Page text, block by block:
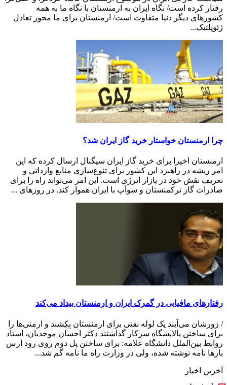
رفتار کرده است/ نگاه ایران به ارمنستان با نگاه ما به همه
کشورهای دیگر دنیا متفاوت است/ ارمنستان برای ما محور تعادل
ژئوپلتیک...
چرا ارمنستان خواستار خرید گاز ایران شد؟
ارمنستان اخیرا برای خرید گاز ایران سیگنال ارسال کرده که این
امر ریشه در راهبرد این کشور برای تنوع‌سازی منابع وارداتی و
تعریف نقش خود در بازار انرژی است. این امر می‌تواند راه را برای
صادرات گاز ترکمنستان و سوآپ با ایران هموار کند. در روزهای ...
رفتارهای مافیایی در گمرک ایران و ارمنستان بیداد می‌کند
/ زورشان می‌آیند یک لوله نفتی برای ارمنستان بِکِشند و ارمنی‌ها را
برای ساختن پالایشگاه سرکار گذاشتند دکتر احسان موحدیان، استاد
روابط بین‌الملل دانشگاه علامه: برای ساختن پل دوم روی رود ارس
بارها نامه نوشته شده، ولی در وزارت راه ما نامه گم شد...
آخرین اخبار